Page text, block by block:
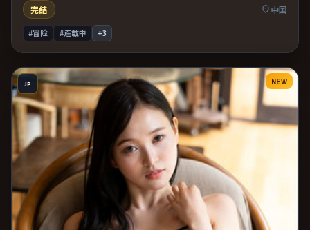
完结
中国
#冒险 #连载中 +3
JP NEW